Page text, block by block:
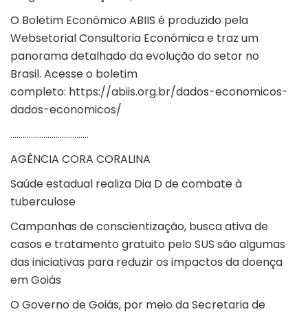
O Boletim Econômico ABIIS é produzido pela
Websetorial Consultoria Econômica e traz um
panorama detalhado da evolução do setor no
Brasil. Acesse o boletim
completo: https://abiis.org.br/dados-economicos-
dados-economicos/
………………………………..
AGÊNCIA CORA CORALINA
Saúde estadual realiza Dia D de combate à
tuberculose
Campanhas de conscientização, busca ativa de
casos e tratamento gratuito pelo SUS são algumas
das iniciativas para reduzir os impactos da doença
em Goiás
O Governo de Goiás, por meio da Secretaria de